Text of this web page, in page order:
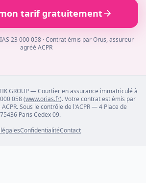
tarif gratuitement
23 000 058 · Contrat émis par Orus, assureur
agréé ACPR
GROUP — Courtier en assurance immatriculé à
058 (www.orias.fr). Votre contrat est émis par
Sous le contrôle de l'ACPR — 4 Place de
Paris Cedex 09.
ConfidentialitéContact